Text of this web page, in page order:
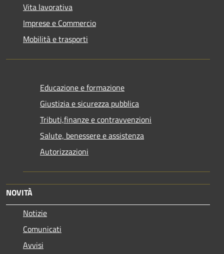
Vita lavorativa
Imprese e Commercio
Mobilità e trasporti
Educazione e formazione
Giustizia e sicurezza pubblica
Tributi,finanze e contravvenzioni
Salute, benessere e assistenza
Autorizzazioni
NOVITÀ
Notizie
Comunicati
Avvisi